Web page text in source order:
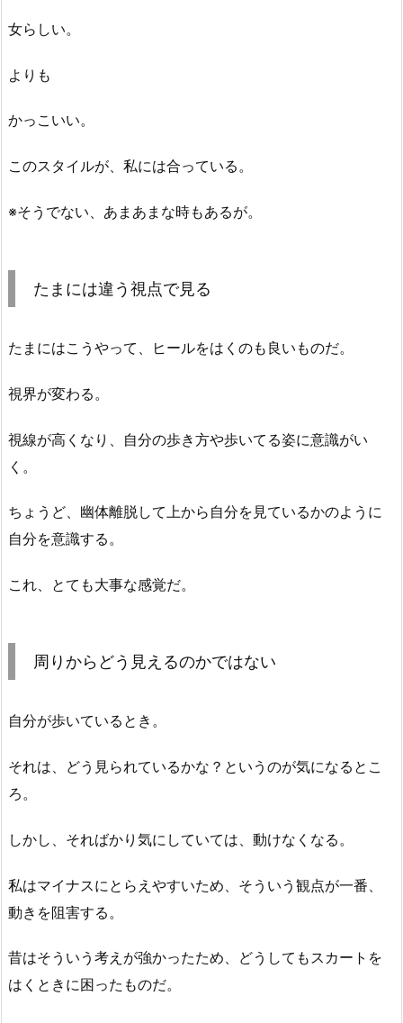
女らしい。
よりも
かっこいい。
このスタイルが、私には合っている。
※そうでない、あまあまな時もあるが。
たまには違う視点で見る
たまにはこうやって、ヒールをはくのも良いものだ。
視界が変わる。
視線が高くなり、自分の歩き方や歩いてる姿に意識がい
く。
ちょうど、幽体離脱して上から自分を見ているかのように
自分を意識する。
これ、とても大事な感覚だ。
周りからどう見えるのかではない
自分が歩いているとき。
それは、どう見られているかな？というのが気になるとこ
ろ。
しかし、そればかり気にしていては、動けなくなる。
私はマイナスにとらえやすいため、そういう観点が一番、
動きを阻害する。
昔はそういう考えが強かったため、どうしてもスカートを
はくときに困ったものだ。